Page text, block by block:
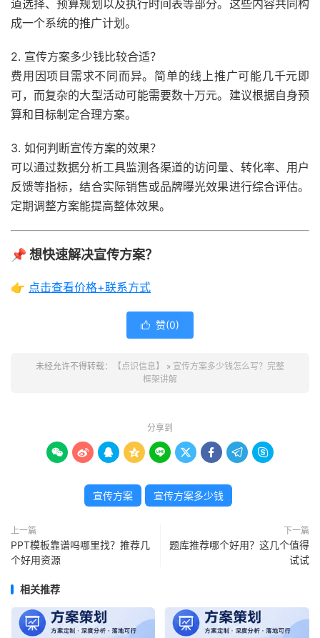
道选择、预算规划以及执行时间表等部分。这些内容共同构
成一个系统的推广计划。
2. 宣传方案多少钱比较合适？
费用因项目需求不同而异。简单的线上推广可能几千元即
可，而复杂的大型活动可能需要数十万元。建议根据自身预
算和目标制定合理方案。
3. 如何判断宣传方案的效果？
可以通过数据分析工具监测各渠道的访问量、转化率、用户
反馈等指标，结合实际销售或品牌曝光效果进行综合评估。
定期调整方案能提高整体效果。
📌 想快速解决宣传方案？
👉 点击查看价格+联系方式
 赞(0)
未经允许不得转载： 【点识信息】 » 宣传方案多少钱怎么写？完整
框架讲解
分享到
        
宣传方案 宣传方案多少钱
上一篇
PPT模板靠谱吗哪里找？推荐几
个好用资源
下一篇
题库推荐哪个好用？这几个值得
试试
相关推荐